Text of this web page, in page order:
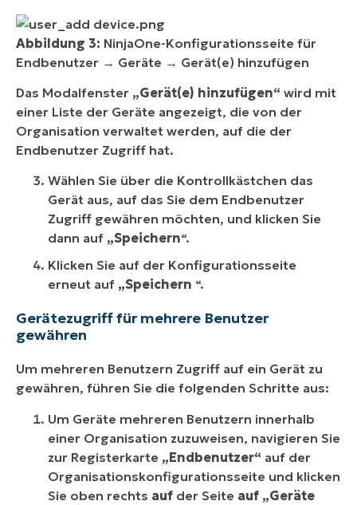
Abbildung 3: NinjaOne-Konfigurationsseite für
Endbenutzer → Geräte → Gerät(e) hinzufügen
Das Modalfenster „Gerät(e) hinzufügen“ wird mit
einer Liste der Geräte angezeigt, die von der
Organisation verwaltet werden, auf die der
Endbenutzer Zugriff hat.
Wählen Sie über die Kontrollkästchen das
Gerät aus, auf das Sie dem Endbenutzer
Zugriff gewähren möchten, und klicken Sie
dann auf „Speichern“.
Klicken Sie auf der Konfigurationsseite
erneut auf „Speichern “.
Gerätezugriff für mehrere Benutzer
gewähren
Um mehreren Benutzern Zugriff auf ein Gerät zu
gewähren, führen Sie die folgenden Schritte aus:
Um Geräte mehreren Benutzern innerhalb
einer Organisation zuzuweisen, navigieren Sie
zur Registerkarte „Endbenutzer“ auf der
Organisationskonfigurationsseite und klicken
Sie oben rechts auf der Seite auf „Geräte